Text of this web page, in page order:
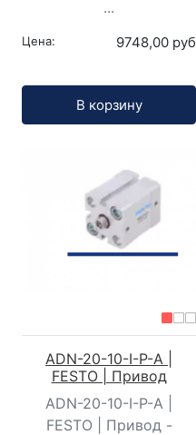
...
Цена: 9748,00 руб
В корзину
ADN-20-10-I-P-A |
FESTO | Привод
ADN-20-10-I-P-A |
FESTO | Привод -